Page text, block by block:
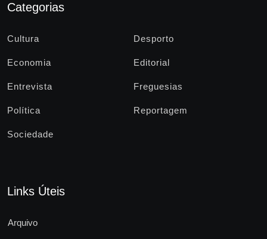
Categorias
Cultura Desporto
Economia Editorial
Entrevista Freguesias
Política Reportagem
Sociedade
Links Úteis
Arquivo